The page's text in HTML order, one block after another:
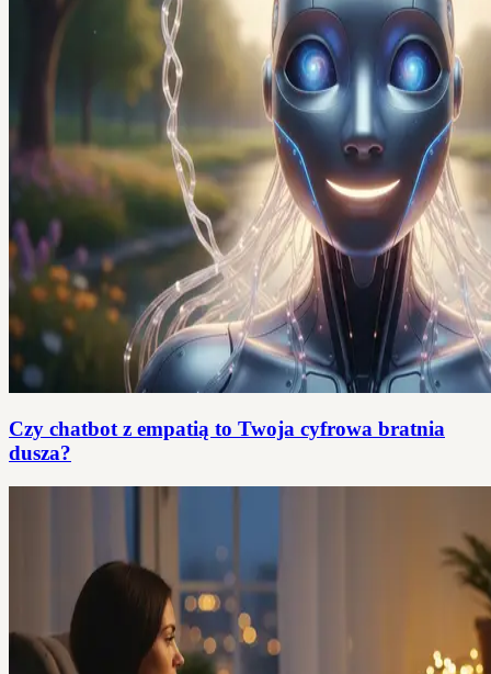
Czy chatbot z empatią to Twoja cyfrowa bratnia
dusza?